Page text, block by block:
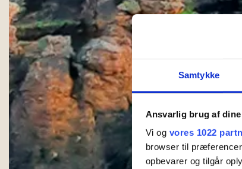
Samtykke
Ansvarlig brug af
Vi og vores 1022
browser til
opbevarer og tilgår